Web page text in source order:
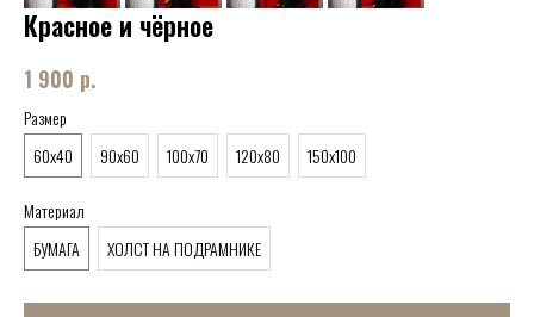
Красное и чёрное
1 900 р.
Размер
60x40
90x60 100x70 120x80 150x100
Материал
БУМАГА
ХОЛСТ НА ПОДРАМНИКЕ